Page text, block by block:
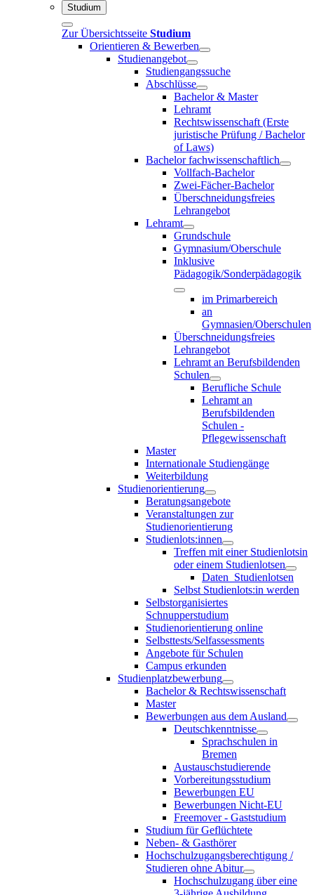
Studium
Zur Übersichtsseite Studium
Orientieren & Bewerben
Studienangebot
Studiengangssuche
Abschlüsse
Bachelor & Master
Lehramt
Rechtswissenschaft (Erste
juristische Prüfung / Bachelor
of Laws)
Bachelor fachwissenschaftlich
Vollfach-Bachelor
Zwei-Fächer-Bachelor
Überschneidungsfreies
Lehrangebot
Lehramt
Grundschule
Gymnasium/Oberschule
Inklusive
Pädagogik/Sonderpädagogik
im Primarbereich
an
Gymnasien/Oberschulen
Überschneidungsfreies
Lehrangebot
Lehramt an Berufsbildenden
Schulen
Berufliche Schule
Lehramt an
Berufsbildenden
Schulen -
Pflegewissenschaft
Master
Internationale Studiengänge
Weiterbildung
Studienorientierung
Beratungsangebote
Veranstaltungen zur
Studienorientierung
Studienlots:innen
Treffen mit einer Studienlotsin
oder einem Studienlotsen
Daten_Studienlotsen
Selbst Studienlots:in werden
Selbstorganisiertes
Schnupperstudium
Studienorientierung online
Selbsttests/Selfassessments
Angebote für Schulen
Campus erkunden
Studienplatzbewerbung
Bachelor & Rechtswissenschaft
Master
Bewerbungen aus dem Ausland
Deutschkenntnisse
Sprachschulen in
Bremen
Austauschstudierende
Vorbereitungsstudium
Bewerbungen EU
Bewerbungen Nicht-EU
Freemover - Gaststudium
Studium für Geflüchtete
Neben- & Gasthörer
Hochschulzugangsberechtigung /
Studieren ohne Abitur
Hochschulzugang über eine